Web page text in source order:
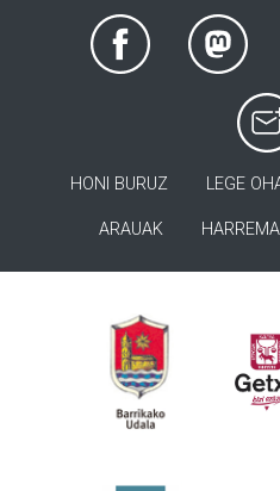
HONI BURUZ LEGE
ARAUAK